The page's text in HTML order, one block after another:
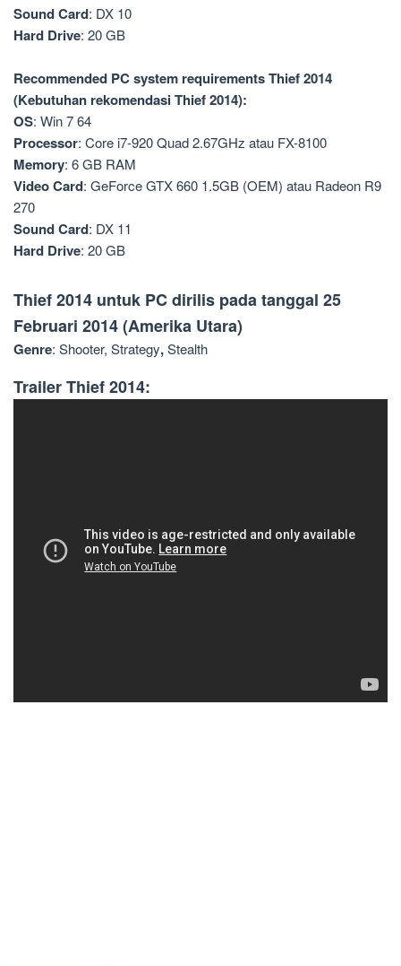
Sound Card: DX 10
Hard Drive: 20 GB
Recommended PC system requirements Thief 2014
(Kebutuhan rekomendasiThief 2014):
OS: Win 7 64
Processor: Core i7-920 Quad 2.67GHz atau FX-8100
Memory: 6 GB RAM
Video Card: GeForce GTX 660 1.5GB (OEM) atau Radeon R9
270
Sound Card: DX 11
Hard Drive: 20 GB
Thief 2014 untuk PC dirilis pada tanggal 25
Februari 2014 (Amerika Utara)
Genre: Shooter, Strategy,Stealth
Trailer Thief 2014: